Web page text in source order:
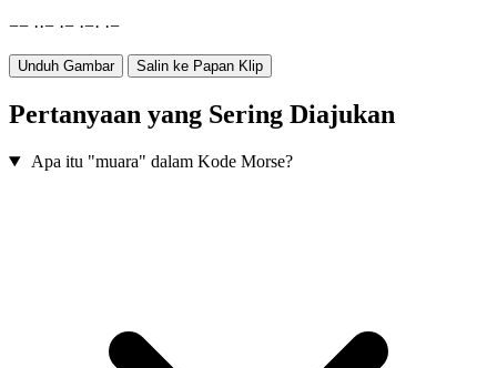
−− ··− ·− ·−· ·−
Unduh Gambar Salin ke Papan Klip
Pertanyaan yang Sering Diajukan
Apa itu "muara" dalam Kode Morse?